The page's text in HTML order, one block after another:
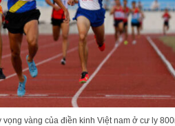
vàng của điền kinh Việt nam ở cư ly